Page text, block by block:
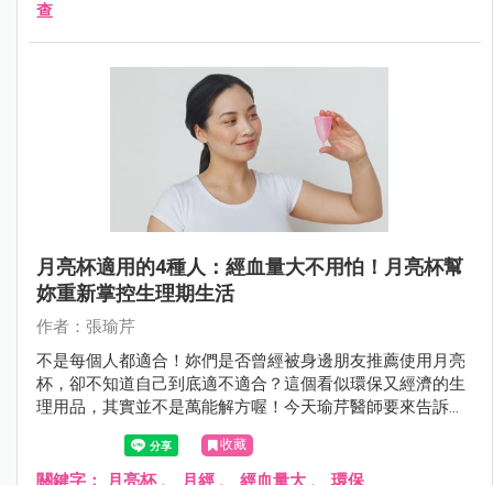
查
月亮杯適用的4種人：經血量大不用怕！月亮杯幫
妳重新掌控生理期生活
作者：張瑜芹
不是每個人都適合！妳們是否曾經被身邊朋友推薦使用月亮
杯，卻不知道自己到底適不適合？這個看似環保又經濟的生
理用品，其實並不是萬能解方喔！今天瑜芹醫師要來告訴大
家，哪4種人最適合使用月亮杯，以及使用前必須知道的重
收藏
關鍵字： 月亮杯、 月經 、 經血量大 、 環保